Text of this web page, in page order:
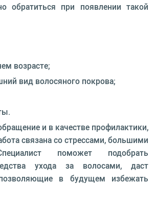
обратиться при появлении такой
возрасте;
вид волосяного покрова;
и в качестве профилактики,
связана со стрессами, большими
поможет подобрать
ухода за волосами, даст
в будущем избежать